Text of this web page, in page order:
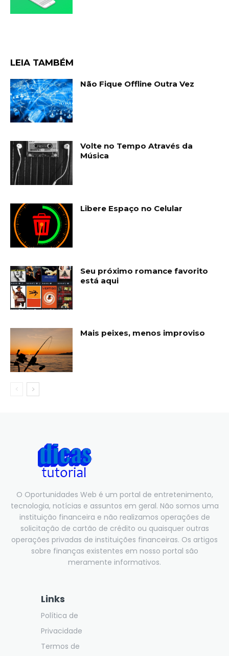
LEIA TAMBÉM
Não Fique Offline Outra Vez
Volte no Tempo Através da
Música
Libere Espaço no Celular
Seu próximo romance favorito
está aqui
Mais peixes, menos improviso
O Oportunidades Web é um portal de entretenimento,
tecnologia, notícias e assuntos em geral. Não somos uma
instituição financeira e não realizamos operações de
solicitação de cartão de crédito ou quaisquer outras
operações privadas de instituições financeiras. Os artigos
sobre finanças existentes em nosso portal são
meramente informativos.
Links
Política de
Privacidade
Termos de